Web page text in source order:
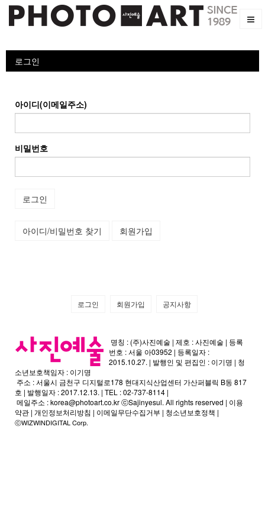
로그인
아이디(이메일주소)
비밀번호
로그인
아이디/비밀번호 찾기 회원가입
로그인 회원가입 공지사항
명칭 : (주)사진예술 | 제호 : 사진예술 | 등록
번호 : 서울 아03952 | 등록일자 :
2015.10.27. | 발행인 및 편집인 : 이기명 | 청
소년보호책임자 : 이기명
주소 : 서울시 금천구 디지털로178 현대지식산업센터 가산퍼블릭 B동 817
호 | 발행일자 : 2017.12.13. | TEL : 02-737-8114 |
메일주소 :korea@photoart.co.krⓒSajinyesul. All rights reserved | 이용
약관 | 개인정보처리방침 | 이메일무단수집거부 | 청소년보호정책 |
ⓒWIZWINDIGITAL Corp.